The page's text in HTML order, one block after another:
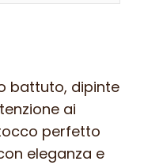
battuto, dipinte
ai
perfetto
eleganza e